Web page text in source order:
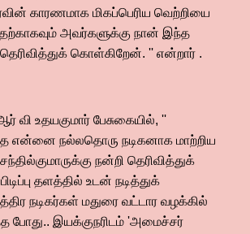
காரணமாக மிகப்பெரிய வெற்றியை
அவர்களுக்கு நான் இந்த
கொள்கிறேன். '' என்றார் .
வி உதயகுமார் பேசுகையில், ''
என்னை நல்லதொரு நடிகனாக மாற்றிய
நன்றி தெரிவித்துக்
தளத்தில் உடன் நடித்துக்
நடிகர்கள் மதுரை வட்டார வழக்கில்
போது.. இயக்குநரிடம் 'அமைச்சர்